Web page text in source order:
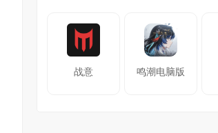
战意 鸣潮电脑版